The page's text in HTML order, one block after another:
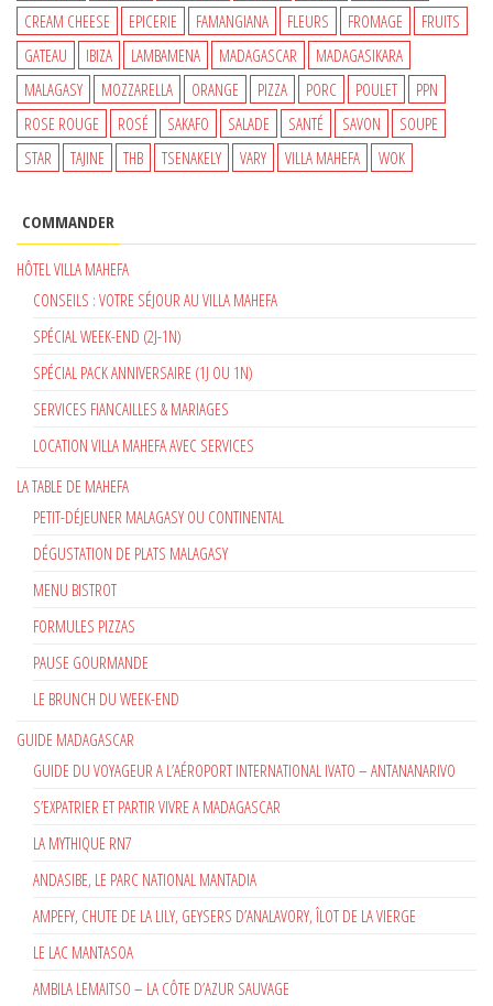
CREAM CHEESE
EPICERIE FAMANGIANA FLEURS FROMAGE
FRUITS
GATEAU
IBIZA LAMBAMENA MADAGASCAR
MADAGASIKARA
MALAGASY
MOZZARELLA ORANGE PIZZA PORC POULET
PPN
ROSE ROUGE
ROSÉ SAKAFO SALADE SANTÉ SAVON
SOUPE
STAR
TAJINE THB TSENAKELY VARY VILLA MAHEFA WOK
COMMANDER
HÔTEL VILLA MAHEFA
CONSEILS : VOTRE SÉJOUR AU VILLA MAHEFA
SPÉCIAL WEEK-END (2J-1N)
SPÉCIAL PACK ANNIVERSAIRE (1J OU 1N)
SERVICES FIANCAILLES & MARIAGES
LOCATION VILLA MAHEFA AVEC SERVICES
LA TABLE DE MAHEFA
PETIT-DÉJEUNER MALAGASY OU CONTINENTAL
DÉGUSTATION DE PLATS MALAGASY
MENU BISTROT
FORMULES PIZZAS
PAUSE GOURMANDE
LE BRUNCH DU WEEK-END
GUIDE MADAGASCAR
GUIDE DU VOYAGEUR A L’AÉROPORT INTERNATIONAL IVATO – ANTANANARIVO
S’EXPATRIER ET PARTIR VIVRE A MADAGASCAR
LA MYTHIQUE RN7
ANDASIBE, LE PARC NATIONAL MANTADIA
AMPEFY, CHUTE DE LA LILY, GEYSERS D’ANALAVORY, ÎLOT DE LA VIERGE
LE LAC MANTASOA
AMBILA LEMAITSO – LA CÔTE D’AZUR SAUVAGE